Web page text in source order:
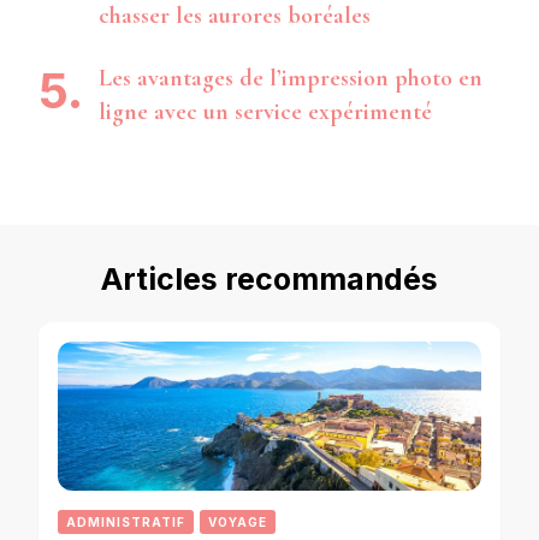
chasser les aurores boréales
Les avantages de l’impression photo en
ligne avec un service expérimenté
Articles recommandés
ADMINISTRATIF VOYAGE